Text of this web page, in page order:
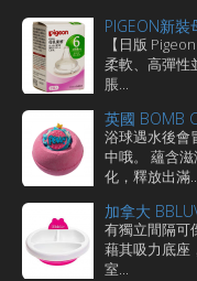
PIGEON新
【日版
柔軟、高彈性
脹...
英國 BOMB
浴球遇水後會
中哦。 蘊含
化，釋放出滿
加拿大
有獨立間隔可
藉其吸力底座
室...